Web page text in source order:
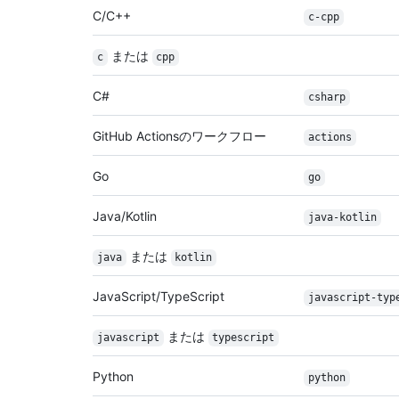
C/C++ c-cpp
c または cpp
C# csharp
GitHub Actionsのワークフロー actions
Go go
Java/Kotlin java-kotlin
java または kotlin
JavaScript/TypeScript javascript-
javascript または typescript
Python python